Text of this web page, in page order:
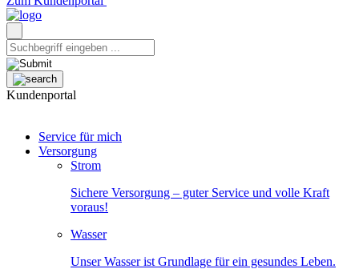
Kundenportal
Service für mich
Versorgung
Strom
Sichere Versorgung – guter Service und volle Kraft
voraus!
Wasser
Unser Wasser ist Grundlage für ein gesundes Leben.